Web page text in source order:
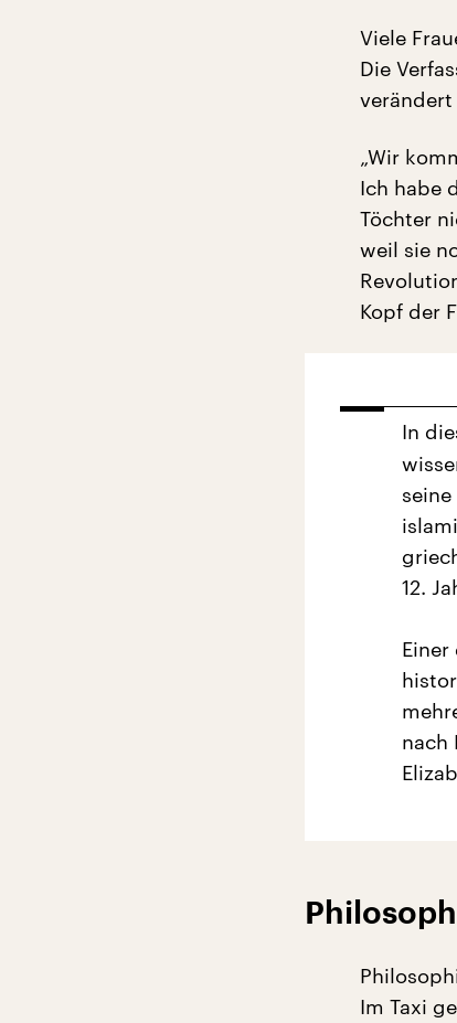
Viele
Die
verändert
„Wir
Ich habe
Töchter
weil sie
Kopf der
In
12.
nach
Im Taxi